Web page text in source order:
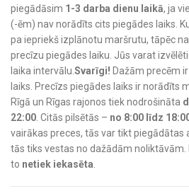
piegādāsim 1-3 darba dienu laikā, ja
(-ēm) nav norādīts cits piegādes laiks.
pa iepriekš izplānotu maršrutu, tāpēc
precīzu piegādes laiku. Jūs varat
laika intervālu. Svarīgi! Dažām precēm
laiks. Precīzs piegādes laiks ir norādīts
Rīgā un Rīgas rajonos tiek nodrošināta
22:00 . Citās pilsētās – no 8:00 līdz
vairākas preces, tās var tikt piegādātas
tās tiks vestas no dažādām noliktāvām.
to netiek iekasēta